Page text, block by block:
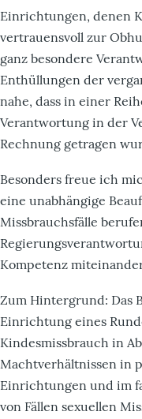
Einrichtungen, denen
vertrauensvoll zur
ganz besondere
Enthüllungen der
nahe, dass in einer
Verantwortung in der
Rechnung getragen
Besonders freue ich
eine unabhängige
Missbrauchsfälle
Kompetenz
Zum Hintergrund: Das
Einrichtung eines
Kindesmissbrauch in
Machtverhältnissen in
Einrichtungen und im
von Fällen sexuellen